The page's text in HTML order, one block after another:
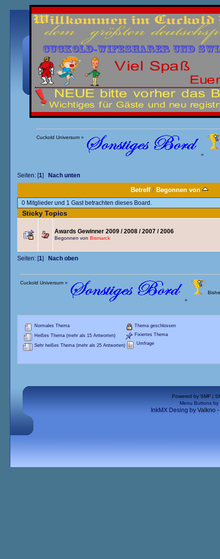
Übersicht Kalender Einloggen Registrieren
Cuckold Universum»
»
Seiten: [1]Nach unten
Betreff/ Begonnen von
0 Mitglieder und 1 Gast betrachten dieses Board.
Sticky Topics
Awards Gewinner 2009 / 2008 / 2007 / 2006
Begonnen vonBismarck
Seiten: [1]Nach oben
Cuckold Universum»
»
Normales Thema
Heißes Thema (mehr als 15 Antworten)
Sehr heißes Thema (mehr als 25 Antworten)
Thema geschlossen
Fixiertes Thema
Umfrage
Powered by SMF |
Menu Buttons by
InkMX Desing by Valkno